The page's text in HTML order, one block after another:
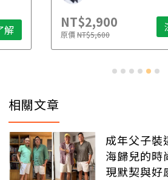
解 NT$2,900
原價NT$5,600
相關文章
成年父子裝
海歸兒的時
現默契與好